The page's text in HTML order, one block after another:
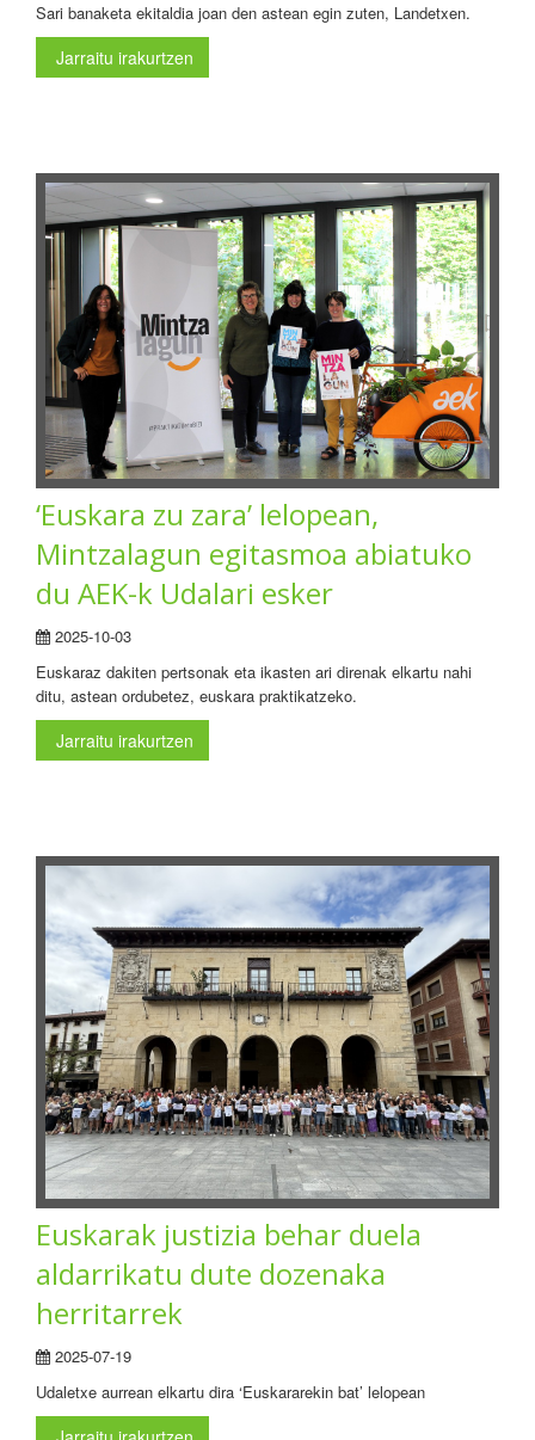
Sari banaketa ekitaldia joan den astean egin zuten, Landetxen.
Jarraitu irakurtzen
‘Euskara zu zara’ lelopean,
Mintzalagun egitasmoa abiatuko
du AEK-k Udalari esker
2025-10-03
Euskaraz dakiten pertsonak eta ikasten ari direnak elkartu nahi
ditu, astean ordubetez, euskara praktikatzeko.
Jarraitu irakurtzen
Euskarak justizia behar duela
aldarrikatu dute dozenaka
herritarrek
2025-07-19
Udaletxe aurrean elkartu dira ‘Euskararekin bat’ lelopean